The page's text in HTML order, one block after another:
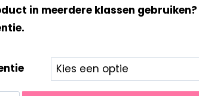
in meerdere klassen